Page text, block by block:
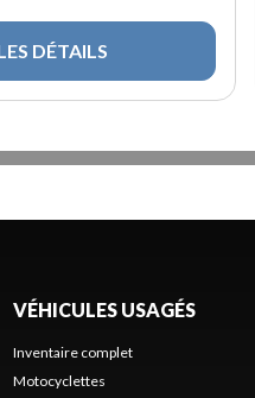
DÉTAILS
VÉHICULES USAGÉS
Inventaire complet
Motocyclettes